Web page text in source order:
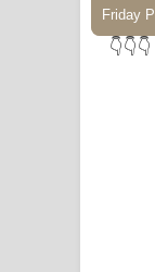
👇👇👇